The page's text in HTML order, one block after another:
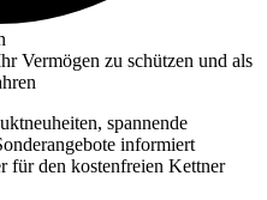
Vermögen zu schützen und als
spannende
informiert
für den kostenfreien Kettner